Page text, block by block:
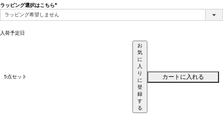
ラッピング選択はこちら
(必
須)
入荷予定日
5点セット
お
気
に
入
り
に
登
録
す
る
カートに入れる